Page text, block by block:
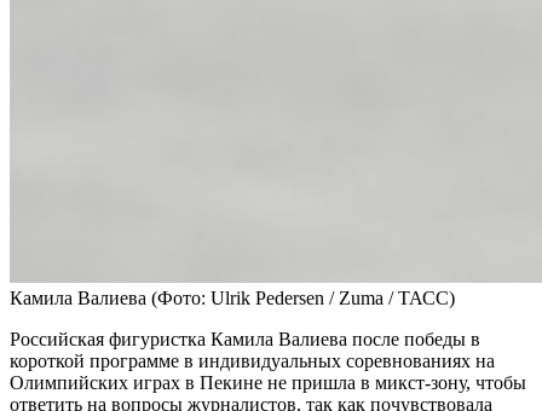
Камила Валиева (Фото: Ulrik Pedersen / Zuma / ТАСС)
Российская фигуристка Камила Валиева после победы в
короткой программе в индивидуальных соревнованиях на
Олимпийских играх в Пекине не пришла в микст-зону, чтобы
ответить на вопросы журналистов, так как почувствовала